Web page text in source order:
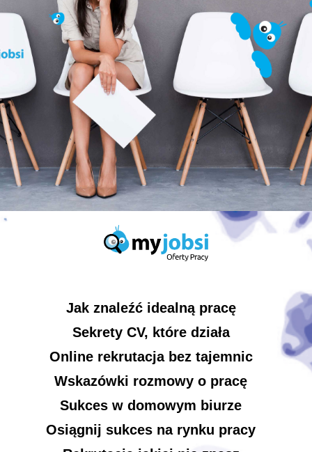
Jak znaleźć idealną pracę
Sekrety CV, które działa
Online rekrutacja bez tajemnic
Wskazówki rozmowy o pracę
Sukces w domowym biurze
Osiągnij sukces na rynku pracy